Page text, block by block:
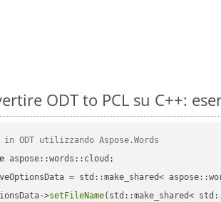
ODT to PCL su C++:
ODT utilizzando Aspose.Words
= std::make_shared<
>setFileName(std::make_shared<